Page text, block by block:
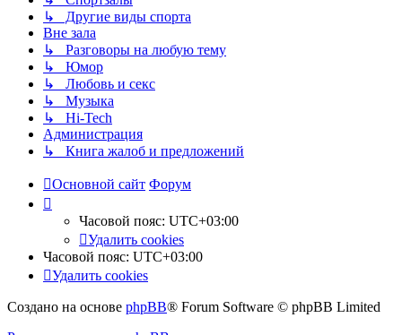
↳ Другие виды спорта
Вне зала
↳ Разговоры на любую тему
↳ Юмор
↳ Любовь и секс
↳ Музыка
↳ Hi-Tech
Администрация
↳ Книга жалоб и предложений
Основной сайт Форум
Часовой пояс: UTC+03:00
Удалить cookies
Часовой пояс: UTC+03:00
Удалить cookies
Создано на основе phpBB® Forum Software © phpBB Limited